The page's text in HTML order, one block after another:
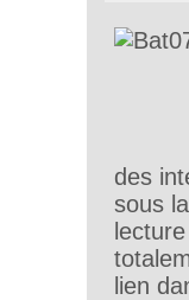
des
sous
lien